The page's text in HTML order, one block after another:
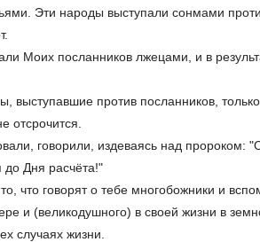
Эти народы выступали сонмами
Моих посланников лжецами, и в
выступавшие против посланников, только
отсрочится.
говорили, издеваясь над пророком:
Дня расчёта!"
что говорят о тебе многобожники и
и (великодушного) в своей жизни в
случаях жизни.